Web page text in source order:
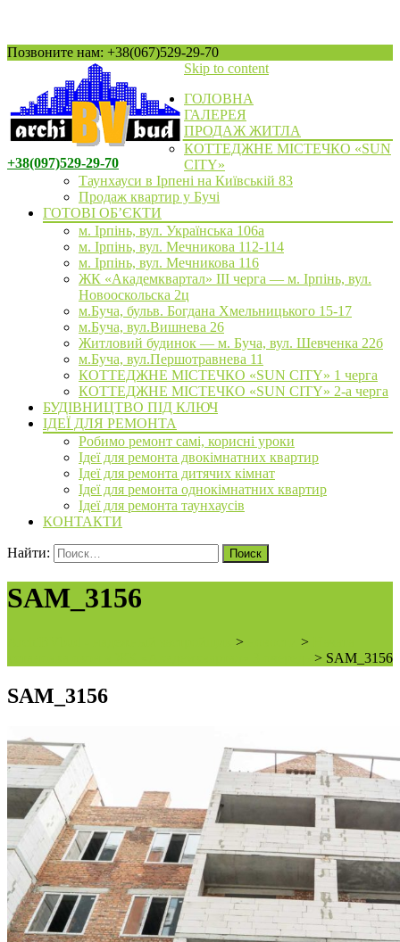
Позвоните нам: +38(067)529-29-70
+38(097)529-29-70
Skip to content
ГОЛОВНА
ГАЛЕРЕЯ
ПРОДАЖ ЖИТЛА
КОТТЕДЖНЕ МІСТЕЧКО «SUN
CITY»
Таунхауси в Ірпені на Київській 83
Продаж квартир у Бучі
ГОТОВІ ОБ’ЄКТИ
м. Ірпінь, вул. Українська 106а
м. Ірпінь, вул. Мечникова 112-114
м. Ірпінь, вул. Мечникова 116
ЖК «Академквартал» III черга — м. Ірпінь, вул.
Новооскольска 2ц
м.Буча, бульв. Богдана Хмельницького 15-17
м.Буча, вул.Вишнева 26
Житловий будинок — м. Буча, вул. Шевченка 22б
м.Буча, вул.Першотравнева 11
КОТТЕДЖНЕ МІСТЕЧКО «SUN CITY» 1 черга
КОТТЕДЖНЕ МІСТЕЧКО «SUN CITY» 2-а черга
БУДІВНИЦТВО ПІД КЛЮЧ
ІДЕЇ ДЛЯ РЕМОНТА
Робимо ремонт самі, корисні уроки
Ідеї для ремонта двокімнатних квартир
Ідеї для ремонта дитячих кімнат
Ідеї для ремонта однокімнатних квартир
Ідеї для ремонта таунхаусів
КОНТАКТИ
Найти:
SAM_3156
> >
> SAM_3156
SAM_3156